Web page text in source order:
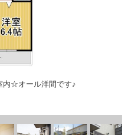
内☆オール洋間です♪